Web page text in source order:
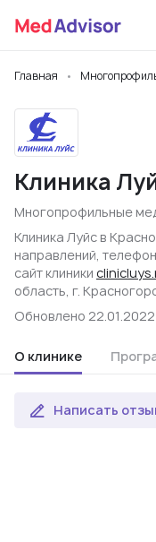
Главная
Клиника
Многопрофильные
Клиника Луйс в
направлений,
сайт клиники
область, г.
Обновлено 22.01.2022
О клинике
Написать